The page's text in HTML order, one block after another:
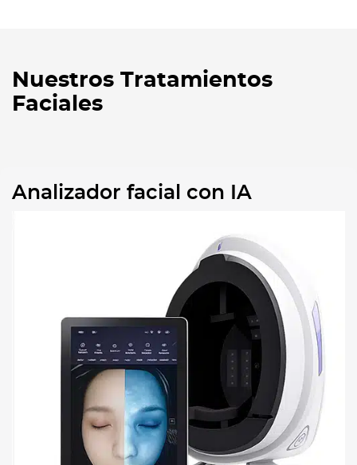
Nuestros Tratamientos
Faciales
Analizador facial con IA